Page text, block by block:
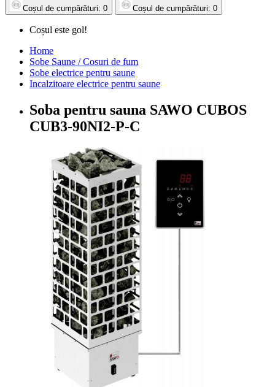
Coșul de cumpărături: 0 Coșul de cumpărături: 0
Coșul este gol!
Home
Sobe Saune / Cosuri de fum
Sobe electrice pentru saune
Incalzitoare electrice pentru saune
Soba pentru sauna SAWO CUBOS
CUB3-90NI2-P-C